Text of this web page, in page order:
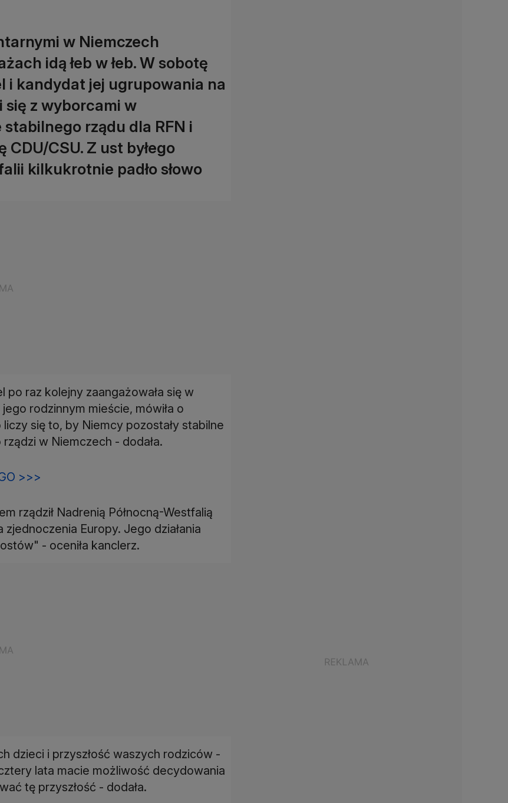
w Niemczech
idą łeb w łeb. W sobotę
i kandydat jej ugrupowania na
z wyborcami w
rządu dla RFN i
CSU. Z ust byłego
kilkukrotnie padło słowo
raz kolejny zaangażowała się w
rodzinnym mieście, mówiła o
liczy się to, by Niemcy pozostały stabilne
w Niemczech - dodała.
>>>
rządził Nadrenią Północną-Westfalią
Europy. Jego działania
- oceniła kanclerz.
dzieci i przyszłość waszych rodziców -
lata macie możliwość decydowania
tę przyszłość - dodała.